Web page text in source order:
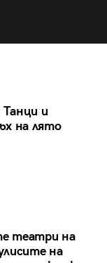
Танци и
на лято
театри на
на